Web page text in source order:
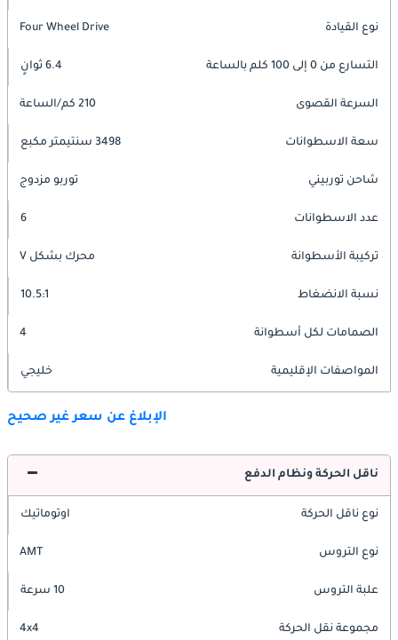
نوع القيادة Four Wheel Drive
التسارع من 0 إلى 100 كلم بالساعة 6.4 ثوانٍ
السرعة القصوى 210 كم/الساعة
سعة الاسطوانات 3498 سنتيمتر مكبع
شاحن توربيني توربو مزدوج
عدد الاسطوانات 6
تركيبة الأسطوانة محرك بشكل V
نسبة الانضغاط 10.5:1
الصمامات لكل أسطوانة 4
المواصفات الإقليمية خليجي
الإبلاغ عن سعر غير صحيح
ناقل الحركة ونظام الدفع
نوع ناقل الحركة اوتوماتيك
نوع التروس AMT
علبة التروس 10 سرعة
مجموعة نقل الحركة 4x4